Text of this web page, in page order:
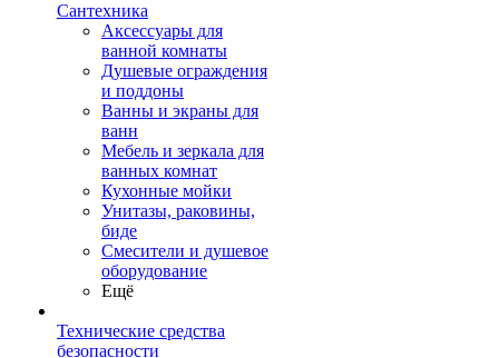
Сантехника
Аксессуары для
ванной комнаты
Душевые ограждения
и поддоны
Ванны и экраны для
ванн
Мебель и зеркала для
ванных комнат
Кухонные мойки
Унитазы, раковины,
биде
Смесители и душевое
оборудование
Ещё
Технические средства
безопасности